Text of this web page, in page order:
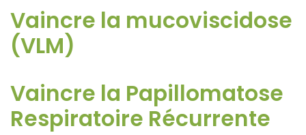
Vaincre la mucoviscidose
(VLM)
Vaincre la Papillomatose
Respiratoire Récurrente